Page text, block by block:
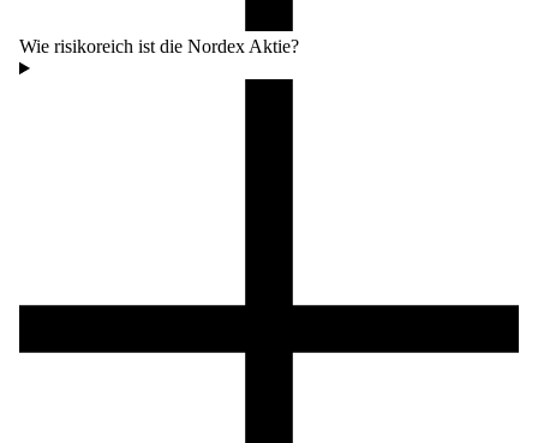
Wie risikoreich ist die Nordex Aktie?